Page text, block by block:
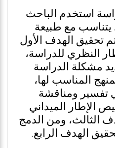
استخدم الباحث
يتناسب مع طبيعة
تحقيق الهدف الأول
النظري للدراسة،
مشكلة الدراسة
المناسب لها،
تفسير ومناقشة
الإطار الميداني
الثالث، ومن الدمج
الهدف الرابع.